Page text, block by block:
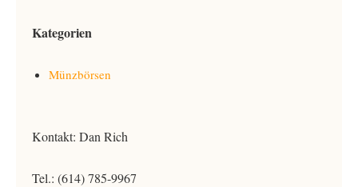
Kategorien
Münzbörsen
Kontakt: Dan Rich
Tel.: (614) 785-9967